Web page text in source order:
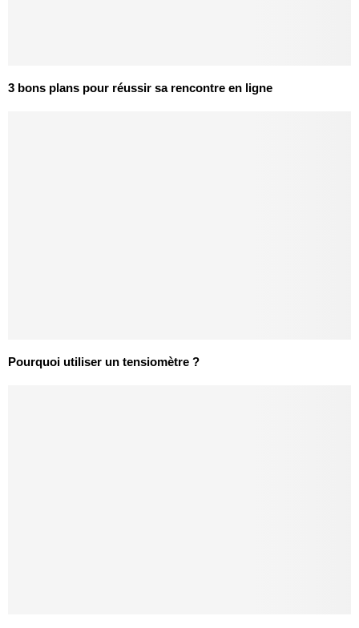
3 bons plans pour réussir sa rencontre en ligne
Pourquoi utiliser un tensiomètre ?